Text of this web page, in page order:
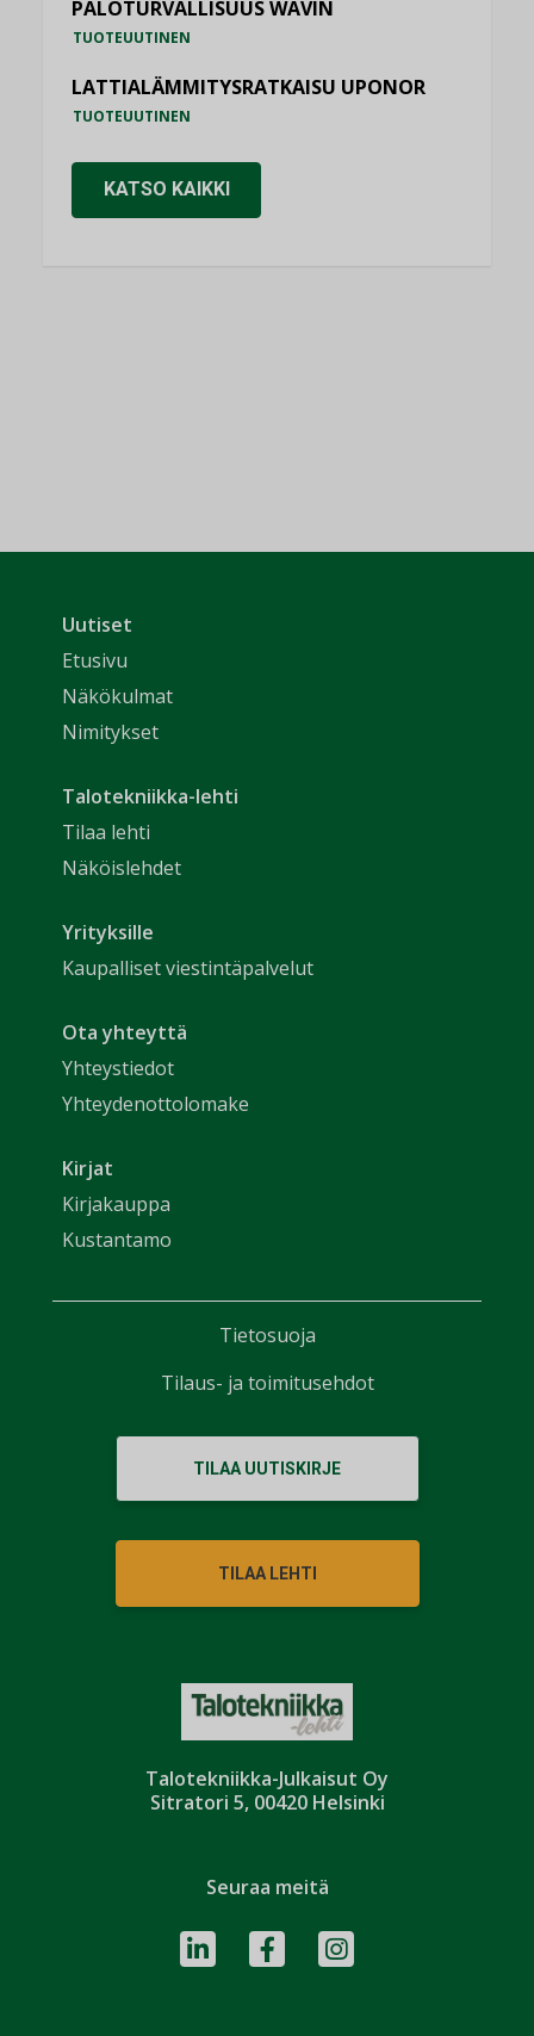
PALOTURVALLISUUS WAVIN
TUOTEUUTINEN
LATTIALÄMMITYSRATKAISU UPONOR
TUOTEUUTINEN
KATSO KAIKKI
Talotekniikka-Julkaisut Oy
Sitratori 5, 00420 Helsinki
Uutiset
Etusivu
Näkökulmat
Nimitykset
Talotekniikka-lehti
Tilaa lehti
Näköislehdet
Yrityksille
Kaupalliset viestintäpalvelut
Ota yhteyttä
Yhteystiedot
Yhteydenottolomake
Kirjat
Kirjakauppa
Kustantamo
TILAA UUTISKIRJE
TILAA LEHTI
Seuraa meitä
Tietosuoja
Tilaus- ja toimitusehdot